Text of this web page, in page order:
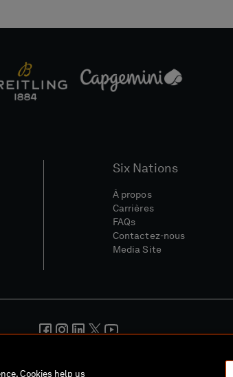
Six Nations
À propos
Carrières
FAQs
Contactez-nous
Media Site
Cookies help us